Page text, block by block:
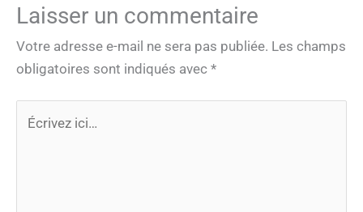
Laisser un commentaire
Votre adresse e-mail ne sera pas publiée. Les champs
obligatoires sont indiqués avec *